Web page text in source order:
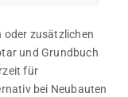
oder zusätzlichen
und Grundbuch
für
bei Neubauten